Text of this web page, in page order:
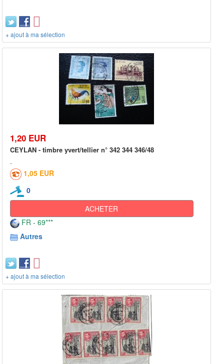
+ ajout à ma sélection
1,20 EUR
CEYLAN - timbre yvert/tellier n° 342 344 346/48
1,05 EUR
0
ACHETER
FR - 69***
Autres
+ ajout à ma sélection